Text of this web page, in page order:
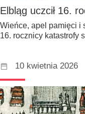
Elbląg uczcił 16.
Wieńce, apel pamięci i
16. rocznicy katastrofy
10 kwietnia 2026